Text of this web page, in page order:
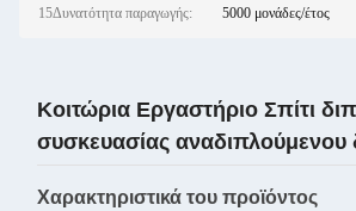
15Δυνατότητα παραγωγής: 5000 μονάδες/έτος
Κοιτώρια Εργαστήριο Σπίτι
συσκευασίας αναδιπλούμενου
Χαρακτηριστικά του προϊόντος